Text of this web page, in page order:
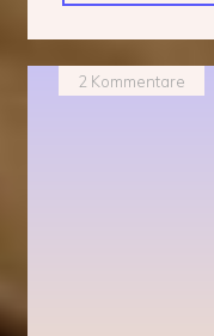
zu
2 Kommentare